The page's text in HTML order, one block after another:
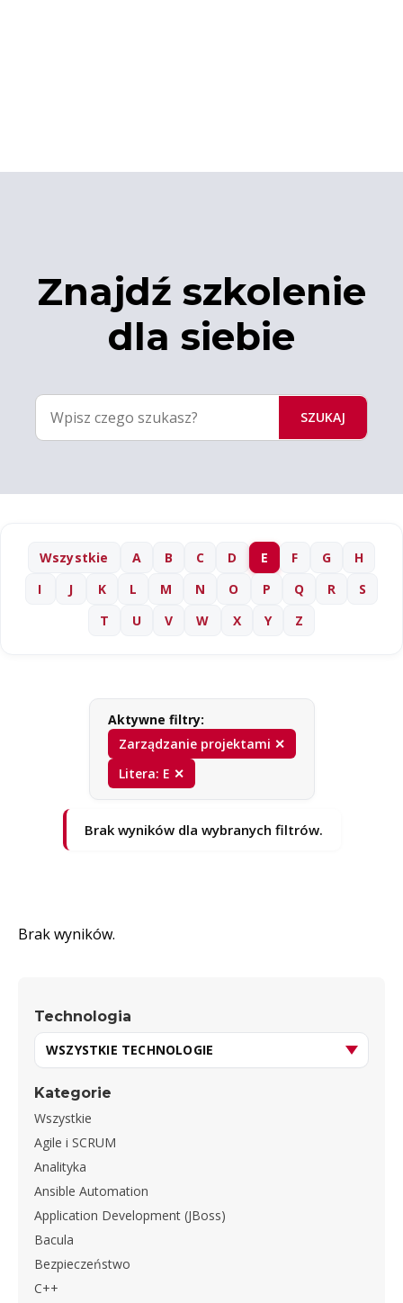
Znajdź szkolenie
dla siebie
SZUKAJ
Wszystkie A B C D E F G
H
I
J K L M N O P Q R
S
T
U V W X Y Z
Aktywne filtry:
Zarządzanie projektami ✕
Litera: E ✕
Brak wyników dla wybranych filtrów.
Brak wyników.
Technologia
Kategorie
Wszystkie
Agile i SCRUM
Analityka
Ansible Automation
Application Development (JBoss)
Bacula
Bezpieczeństwo
C++